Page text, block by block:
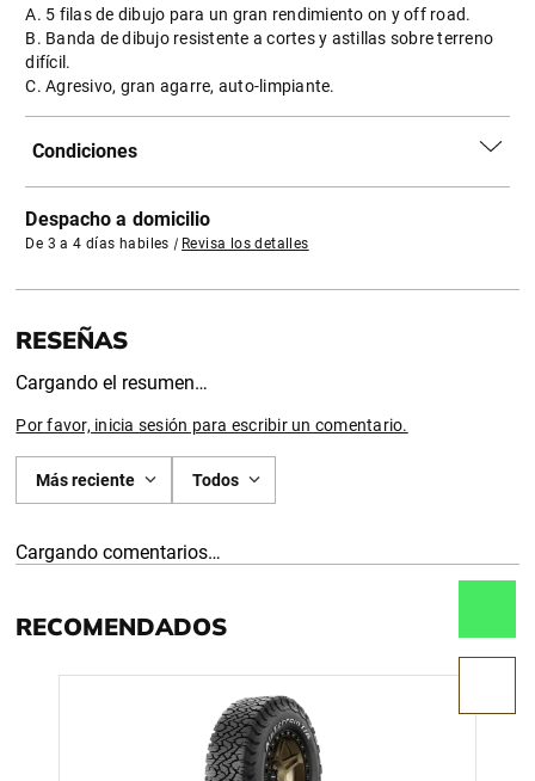
A. 5 filas de dibujo para un gran rendimiento on y off road.
B. Banda de dibujo resistente a cortes y astillas sobre terreno
difícil.
C. Agresivo, gran agarre, auto-limpiante.
Condiciones
Despacho a domicilio
De 3 a 4 días habiles | Revisa los detalles
Cargando el resumen…
Por favor, inicia sesión para escribir un comentario.
Más reciente Todos
Cargando comentarios…
RECOMENDADOS